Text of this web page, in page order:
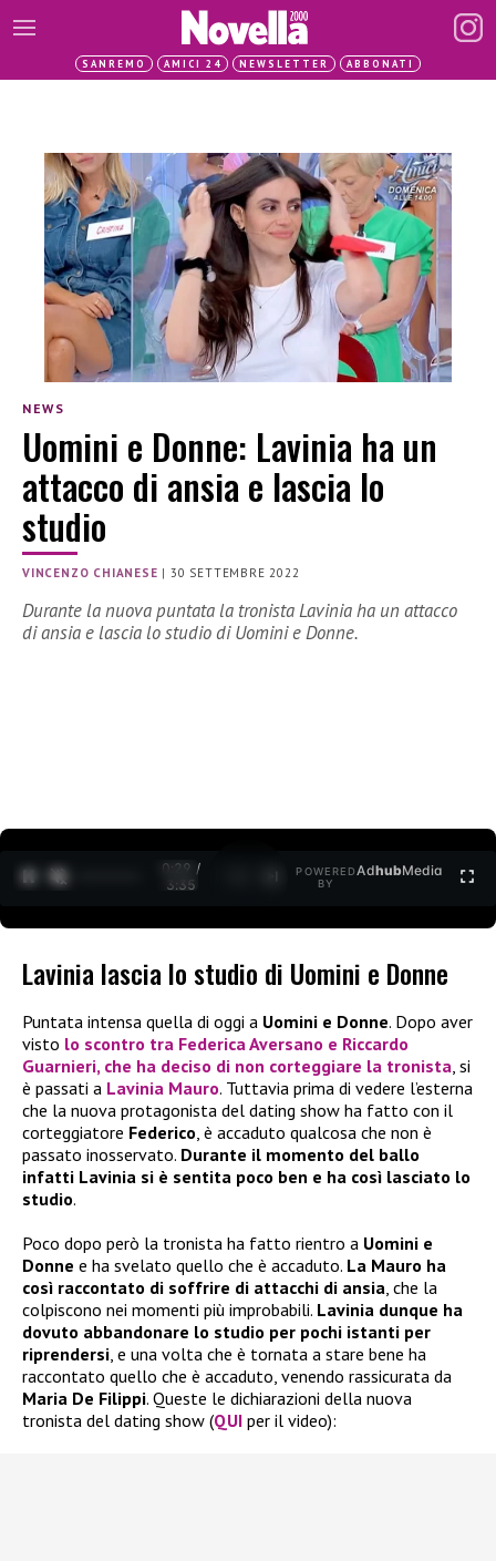
SANREMO AMICI 24 NEWSLETTER ABBONATI
NEWS
Uomini e Donne: Lavinia ha un
attacco di ansia e lascia lo
studio
VINCENZO CHIANESE |30 SETTEMBRE 2022
Durante la nuova puntata la tronista Lavinia ha un attacco
di ansia e lascia lo studio di Uomini e Donne.
0:30 /
3:35
POWERED
BY
AdhubMedia
Lavinia lascia lo studio di Uomini e Donne
Puntata intensa quella di oggi a Uomini e Donne. Dopo aver
visto lo scontro tra Federica Aversano e Riccardo
Guarnieri, che ha deciso di non corteggiare la tronista, si
è passati a Lavinia Mauro. Tuttavia prima di vedere l’esterna
che la nuova protagonista del dating show ha fatto con il
corteggiatore Federico, è accaduto qualcosa che non è
passato inosservato. Durante il momento del ballo
infatti Lavinia si è sentita poco ben e ha così lasciato lo
studio.
Poco dopo però la tronista ha fatto rientro a Uomini e
Donne e ha svelato quello che è accaduto. La Mauro ha
così raccontato di soffrire di attacchi di ansia, che la
colpiscono nei momenti più improbabili. Lavinia dunque ha
dovuto abbandonare lo studio per pochi istanti per
riprendersi, e una volta che è tornata a stare bene ha
raccontato quello che è accaduto, venendo rassicurata da
Maria De Filippi. Queste le dichiarazioni della nuova
tronista del dating show (QUI per il video):